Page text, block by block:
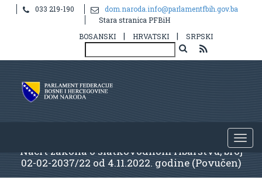
033 219-190
dom.naroda.info@parlamentfbih.gov.ba
Stara stranica PFBiH
BOSANSKI
| HRVATSKI | SRPSKI
Nacrt zakona o slatkovodnom ribarstvu, broj
02-02-2037/22 od 4.11.2022. godine (Povučen)